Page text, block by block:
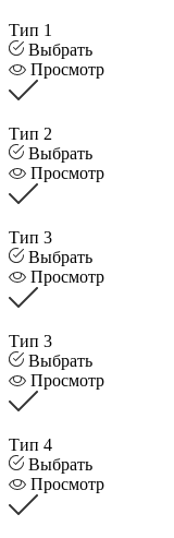
Тип 1
Выбрать
Просмотр
Тип 2
Выбрать
Просмотр
Тип 3
Выбрать
Просмотр
Тип 3
Выбрать
Просмотр
Тип 4
Выбрать
Просмотр